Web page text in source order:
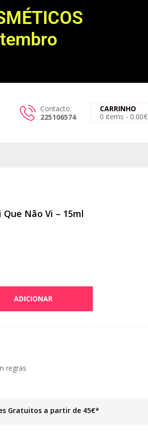
Contacto:
225106574
CARRINHO
0 items - 0.00€
Não Vi – 15ml
ADICIONAR
regras
Gratuitos a partir de 45€*